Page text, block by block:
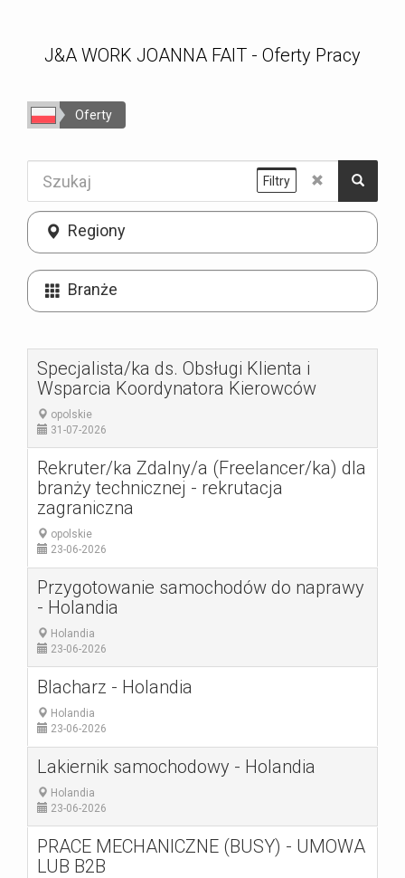
J&A WORK JOANNA FAIT - Oferty Pracy
Oferty
Regiony
Branże
Filtry
Specjalista/ka ds. Obsługi Klienta i
Wsparcia Koordynatora Kierowców
opolskie
31-07-2026
Rekruter/ka Zdalny/a (Freelancer/ka) dla
branży technicznej - rekrutacja
zagraniczna
opolskie
23-06-2026
Przygotowanie samochodów do naprawy
- Holandia
Holandia
23-06-2026
Blacharz - Holandia
Holandia
23-06-2026
Lakiernik samochodowy - Holandia
Holandia
23-06-2026
PRACE MECHANICZNE (BUSY) - UMOWA
LUB B2B